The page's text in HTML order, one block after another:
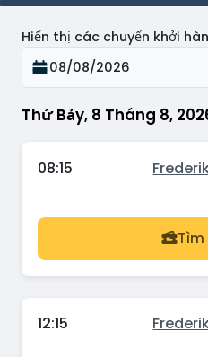
Thứ Bảy, 8 Tháng 8,
Hiển thị các chuyến khởi
08/08/2026
08:15
Tìm
12:15